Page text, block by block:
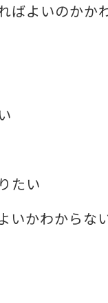
ばよいのかか
たい
いかわからな